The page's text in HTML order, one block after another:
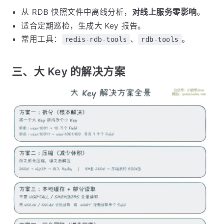
从 RDB 快照文件中离线分析， 对线上服务零影响。
适合定期巡检，生成大 Key 报告。
常用工具：
redis-rdb-tools 、 rdb-tools 。
三、大 Key 的解决方案